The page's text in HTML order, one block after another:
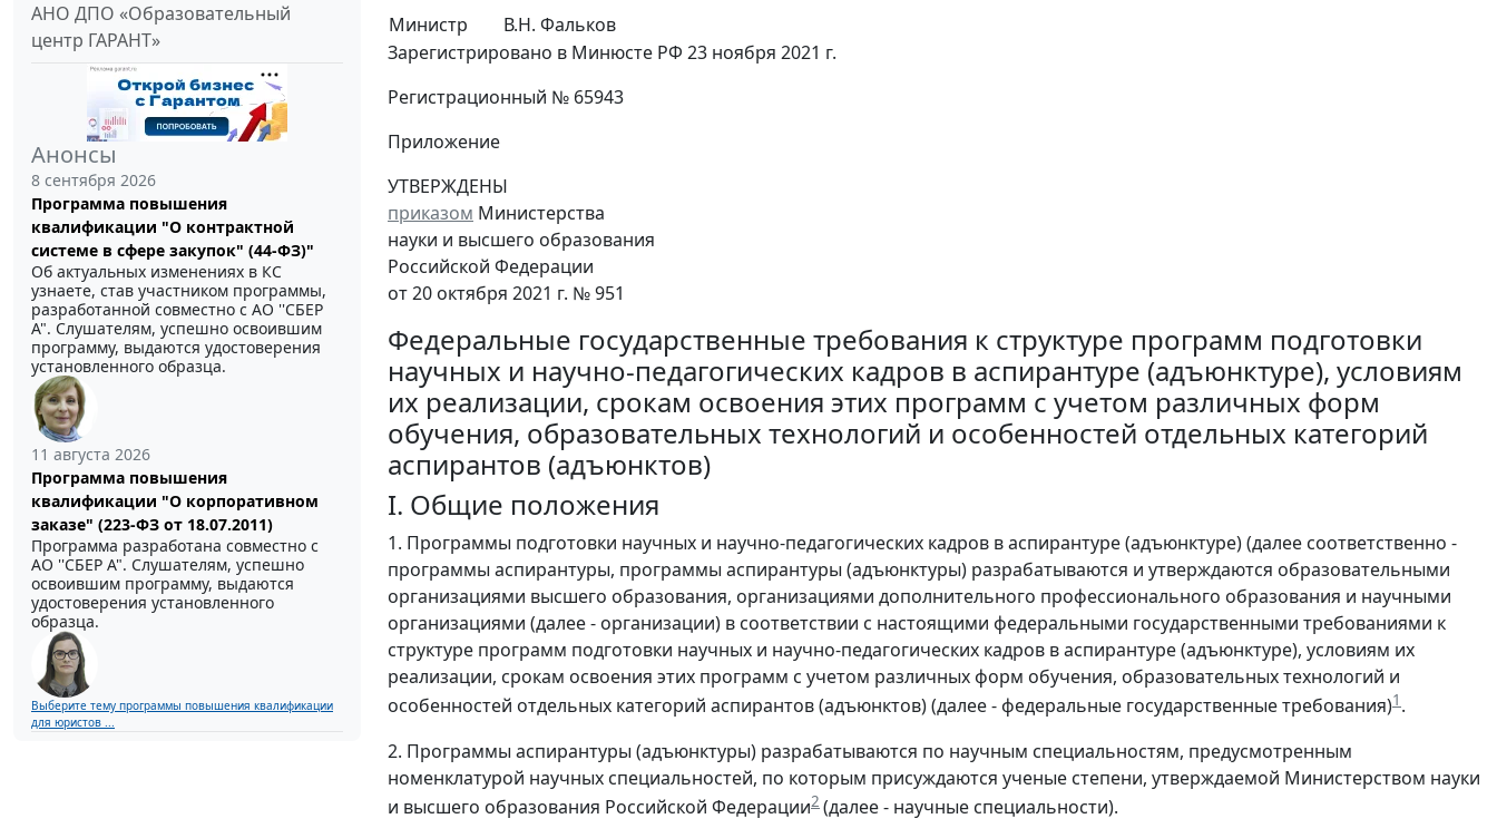
АНО ДПО «Образовательный
центр ГАРАНТ»
Анонсы
8 сентября 2026
Программа повышения
квалификации "О контрактной
системе в сфере закупок" (44-ФЗ)"
Об актуальных изменениях в КС
узнаете, став участником программы,
разработанной совместно с АО ''СБЕР
А". Слушателям, успешно освоившим
программу, выдаются удостоверения
установленного образца.
11 августа 2026
Программа повышения
квалификации "О корпоративном
заказе" (223-ФЗ от 18.07.2011)
Программа разработана совместно с
АО ''СБЕР А". Слушателям, успешно
освоившим программу, выдаются
удостоверения установленного
образца.
Выберите тему программы повышения квалификации
для юристов ...
Министр
В.Н. Фальков
Зарегистрировано в Минюсте РФ 23 ноября 2021 г.
Регистрационный № 65943
Приложение
УТВЕРЖДЕНЫ
приказом Министерства
науки и высшего образования
Российской Федерации
от 20 октября 2021 г. № 951
Федеральные государственные требования к структуре программ подготовки
научных и научно-педагогических кадров в аспирантуре (адъюнктуре), условиям
их реализации, срокам освоения этих программ с учетом различных форм
обучения, образовательных технологий и особенностей отдельных категорий
аспирантов (адъюнктов)
I. Общие положения
1. Программы подготовки научных и научно-педагогических кадров в аспирантуре (адъюнктуре) (далее соответственно -
программы аспирантуры, программы аспирантуры (адъюнктуры) разрабатываются и утверждаются образовательными
организациями высшего образования, организациями дополнительного профессионального образования и научными
организациями (далее - организации) в соответствии с настоящими федеральными государственными требованиями к
структуре программ подготовки научных и научно-педагогических кадров в аспирантуре (адъюнктуре), условиям их
реализации, срокам освоения этих программ с учетом различных форм обучения, образовательных технологий и
особенностей отдельных категорий аспирантов (адъюнктов) (далее - федеральные государственные требования)1 .
2. Программы аспирантуры (адъюнктуры) разрабатываются по научным специальностям, предусмотренным
номенклатурой научных специальностей, по которым присуждаются ученые степени, утверждаемой Министерством науки
и высшего образования Российской Федерации2 (далее - научные специальности).